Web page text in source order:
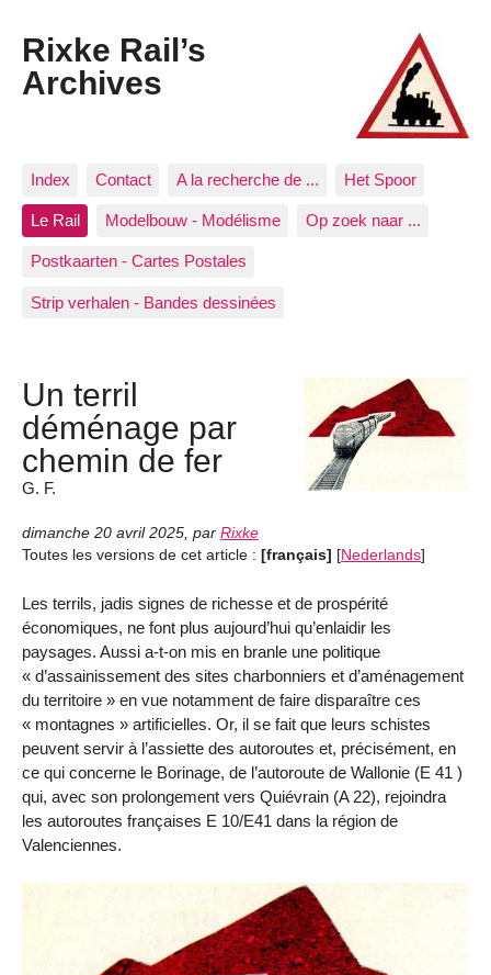
Rixke Rail’s
Archives
Index Contact A la recherche de ... Het Spoor
Le Rail Modelbouw - Modélisme Op zoek naar ...
Postkaarten - Cartes Postales
Strip verhalen - Bandes dessinées
Un terril
déménage par
chemin de fer
G. F.
dimanche 20 avril 2025, par Rixke
Toutes les versions de cet article : [français] [Nederlands]
Les terrils, jadis signes de richesse et de prospérité
économiques, ne font plus aujourd’hui qu’enlaidir les
paysages. Aussi a-t-on mis en branle une politique
« d’assainissement des sites charbonniers et d’aménagement
du territoire » en vue notamment de faire disparaître ces
« montagnes » artificielles. Or, il se fait que leurs schistes
peuvent servir à l’assiette des autoroutes et, précisément, en
ce qui concerne le Borinage, de l’autoroute de Wallonie (E 41 )
qui, avec son prolongement vers Quiévrain (A 22), rejoindra
les autoroutes françaises E 10/E41 dans la région de
Valenciennes.